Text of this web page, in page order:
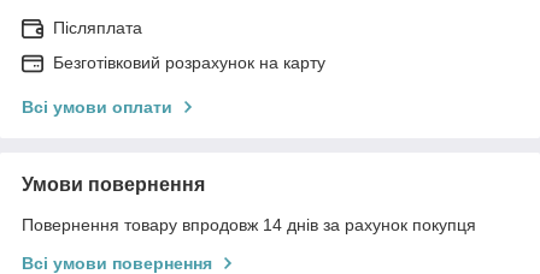
Післяплата
Безготівковий розрахунок на карту
Всі умови оплати
Умови повернення
Повернення товару впродовж 14 днів за рахунок покупця
Всі умови повернення